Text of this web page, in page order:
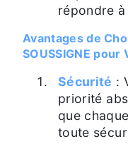
répondre
Avantages de
SOUSSIGNE
Sécurité :
priorité
que
toute